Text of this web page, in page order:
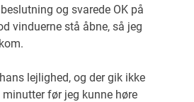
og svarede OK på
vinduerne stå åbne, så jeg
lejlighed, og der gik ikke
før jeg kunne høre